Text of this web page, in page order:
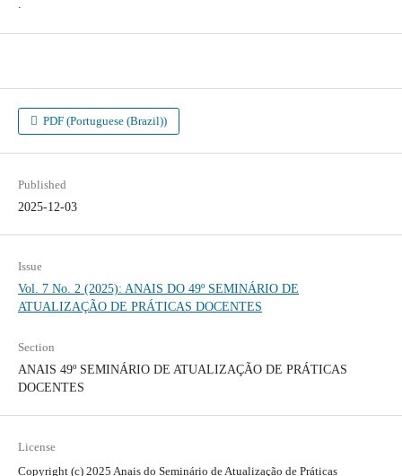
.
PDF (Portuguese (Brazil))
Published
2025-12-03
Issue
Vol. 7 No. 2 (2025): ANAIS DO 49º SEMINÁRIO DE
ATUALIZAÇÃO DE PRÁTICAS DOCENTES
Section
ANAIS 49º SEMINÁRIO DE ATUALIZAÇÃO DE PRÁTICAS
DOCENTES
License
Copyright (c) 2025 Anais do Seminário de Atualização de Práticas